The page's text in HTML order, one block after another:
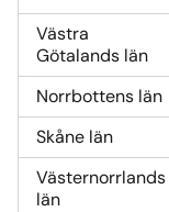
Västra
Götalands län
Norrbottens län
Skåne län
Västernorrlands
län